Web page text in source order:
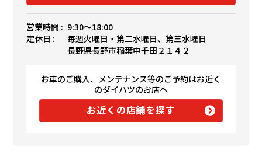
営業時間 : 9:30〜18:00
定休日 :
毎週火曜日・第二水曜日、第三水曜日
長野県長野市稲葉中千田２１４２
お車のご購入、メンテナンス等のご予約はお近く
のダイハツのお店へ
お近くの店舗を探す